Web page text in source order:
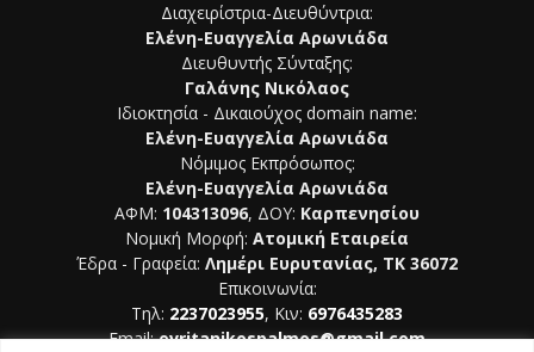
Διαχειρίστρια-Διευθύντρια:
Ελένη-Ευαγγελία Αρωνιάδα
Διευθυντής Σύνταξης:
Γαλάνης Νικόλαος
Ιδιοκτησία - Δικαιούχος domain name:
Ελένη-Ευαγγελία Αρωνιάδα
Νόμιμος Εκπρόσωπος:
Ελένη-Ευαγγελία Αρωνιάδα
ΑΦΜ: 104313096, ΔΟΥ: Καρπενησίου
Νομική Μορφή: Ατομική Εταιρεία
Έδρα - Γραφεία: Λημέρι Ευρυτανίας, ΤΚ 36072
Επικοινωνία:
Τηλ: 2237023955, Κιν: 6976435283
Email:evritanikospalmos@gmail.com